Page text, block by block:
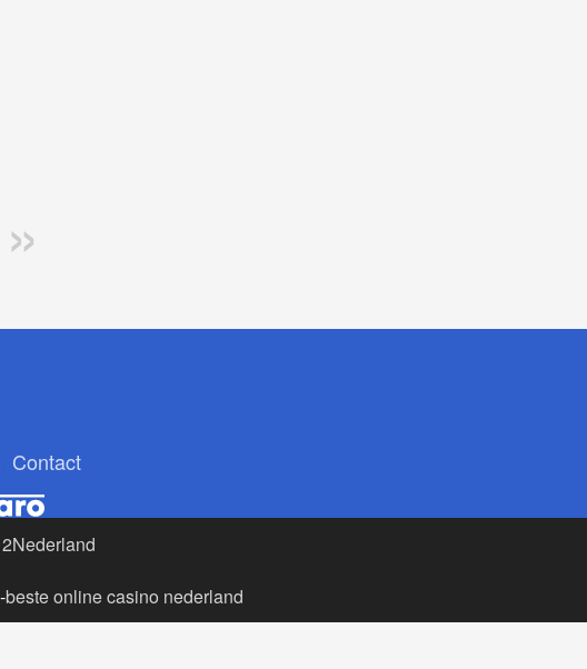
Contact
-beste online casino nederland